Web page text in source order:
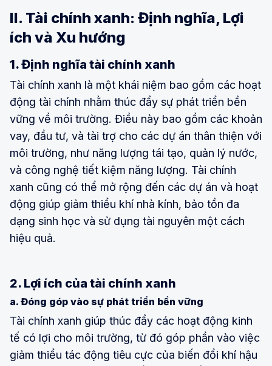
II. Tài chính xanh: Định nghĩa, Lợi
ích và Xu hướng
1. Định nghĩa tài chính xanh
Tài chính xanh là một khái niệm bao gồm các hoạt
động tài chính nhằm thúc đẩy sự phát triển bền
vững về môi trường. Điều này bao gồm các khoản
vay, đầu tư, và tài trợ cho các dự án thân thiện với
môi trường, như năng lượng tái tạo, quản lý nước,
và công nghệ tiết kiệm năng lượng. Tài chính
xanh cũng có thể mở rộng đến các dự án và hoạt
động giúp giảm thiểu khí nhà kính, bảo tồn đa
dạng sinh học và sử dụng tài nguyên một cách
hiệu quả.
2. Lợi ích của tài chính xanh
a. Đóng góp vào sự phát triển bền vững
Tài chính xanh giúp thúc đẩy các hoạt động kinh
tế có lợi cho môi trường, từ đó góp phần vào việc
giảm thiểu tác động tiêu cực của biến đổi khí hậu